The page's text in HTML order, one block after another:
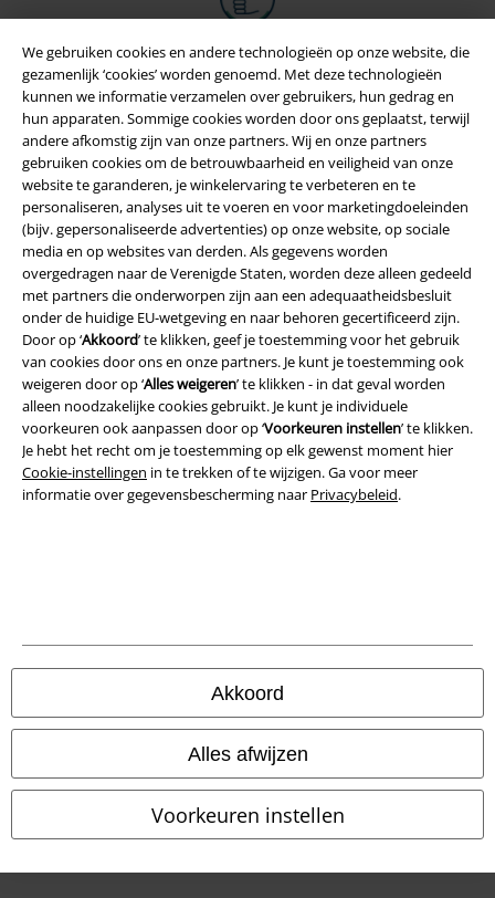
We gebruiken cookies en andere technologieën op onze website, die
gezamenlijk ‘cookies’ worden genoemd. Met deze technologieën
kunnen we informatie verzamelen over gebruikers, hun gedrag en
hun apparaten. Sommige cookies worden door ons geplaatst, terwijl
andere afkomstig zijn van onze partners. Wij en onze partners
gebruiken cookies om de betrouwbaarheid en veiligheid van onze
website te garanderen, je winkelervaring te verbeteren en te
personaliseren, analyses uit te voeren en voor marketingdoeleinden
(bijv. gepersonaliseerde advertenties) op onze website, op sociale
media en op websites van derden. Als gegevens worden
overgedragen naar de Verenigde Staten, worden deze alleen gedeeld
met partners die onderworpen zijn aan een adequaatheidsbesluit
onder de huidige EU-wetgeving en naar behoren gecertificeerd zijn.
Door op ‘Akkoord’ te klikken, geef je toestemming voor het gebruik
van cookies door ons en onze partners. Je kunt je toestemming ook
weigeren door op ‘Alles weigeren’ te klikken - in dat geval worden
alleen noodzakelijke cookies gebruikt. Je kunt je individuele
voorkeuren ook aanpassen door op ‘Voorkeuren instellen’ te klikken.
Je hebt het recht om je toestemming op elk gewenst moment hier
Cookie-instellingen in te trekken of te wijzigen. Ga voor meer
informatie over gegevensbescherming naar Privacybeleid.
Akkoord
Alles afwijzen
Voorkeuren instellen
Legal
Algemene Voorwaarden
Bedrijfsgegevens
Privacyverklaring
Verklaring van conformiteit
Informatie over toegankelijkheid
© 1986-2026 Large Popmerchandising BV
Onze online shops